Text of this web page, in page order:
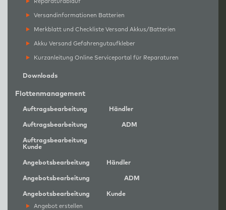
Reparaturablauf
Versandinformationen Batterien
Merkblatt und Checkliste Versand Akkus/Batterien
Akku Versand Gefahrengutaufkleber
Kurzanleitung Online Serviceportal für Reparaturen
Downloads
Flottenmanagement
Auftragsbearbeitung Händler
Auftragsbearbeitung ADM
Auftragsbearbeitung
Kunde
Angebotsbearbeitung Händler
Angebotsbearbeitung ADM
Angebotsbearbeitung Kunde
Angebot erstellen